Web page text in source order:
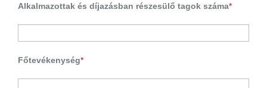
Alkalmazottak és díjazásban részesülő tagok száma*
Főtevékenység*